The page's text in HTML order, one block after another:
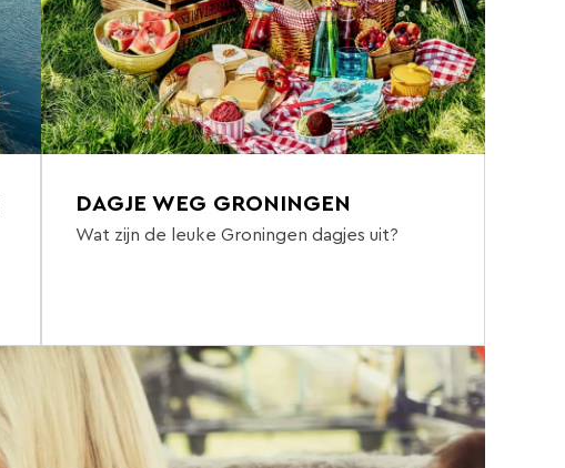
DAGJE WEG GRONINGEN
Wat zijn de leuke Groningen dagjes uit?